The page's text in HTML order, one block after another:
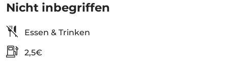
Nicht inbegriffen
Essen & Trinken
2,5€